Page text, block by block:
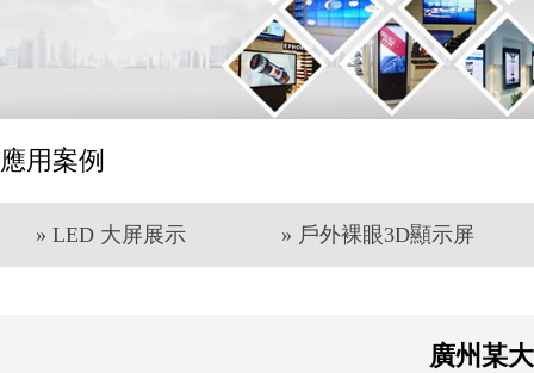
應用案例
» LED 大屏展示 » 戶外裸眼3D顯示屏
廣州某